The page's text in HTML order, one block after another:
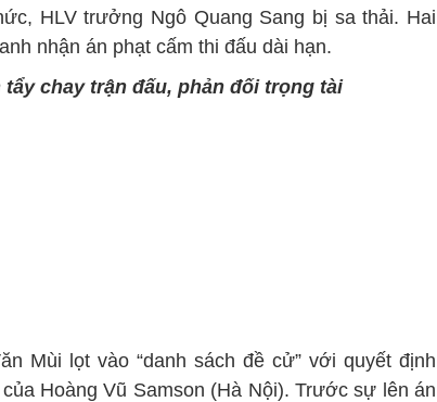
HLV trưởng Ngô Quang Sang bị sa thải. Hai
nhận án phạt cấm thi đấu dài hạn.
tẩy chay trận đấu, phản đối trọng tài
Mùi lọt vào “danh sách đề cử” với quyết định
Hoàng Vũ Samson (Hà Nội). Trước sự lên án